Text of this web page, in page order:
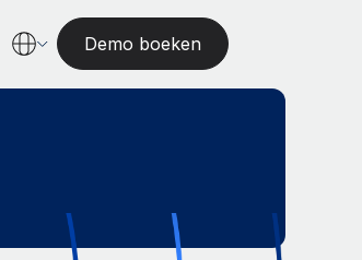
Demo boeken